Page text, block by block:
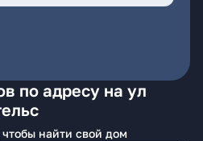
по адресу на ул
найти свой дом